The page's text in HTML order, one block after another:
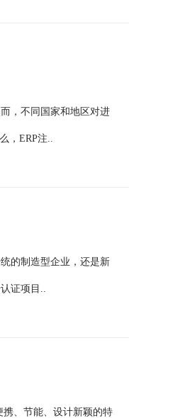
，不同国家和地区对进
，ERP注..
的制造型企业，还是新
证项目..
、节能、设计新颖的特